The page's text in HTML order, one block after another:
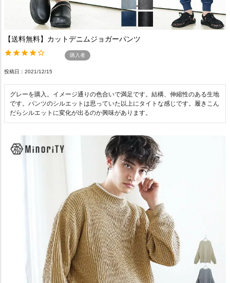
【送料無料】カットデニムジョガーパンツ
購入者
投稿日 2021/12/15
グレーを購入。イメージ通りの色合いで満足です。結構、伸縮性のある生地
です。パンツのシルエットは思っていた以上にタイトな感じです。履きこん
だらシルエットに変化が出るのか興味があります。